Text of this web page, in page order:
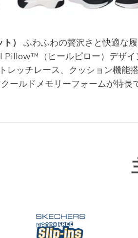
）
ふわふわの贅沢さと快適な
Pillow™（ヒールピロー）デザ
レッチレース、クッション機
ールドメモリーフォームが特長